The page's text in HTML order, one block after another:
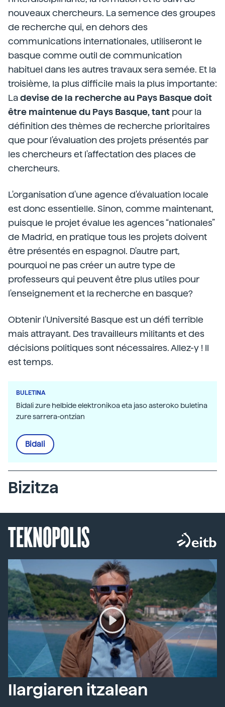
nouveaux chercheurs. La semence des groupes
de recherche qui, en dehors des
communications internationales, utiliseront le
basque comme outil de communication
habituel dans les autres travaux sera semée. Et la
troisième, la plus difficile mais la plus importante:
Ladevise de la recherche au Pays Basque doit
être maintenue du Pays Basque, tant pour la
définition des thèmes de recherche prioritaires
que pour l'évaluation des projets présentés par
les chercheurs et l'affectation des places de
chercheurs.
L'organisation d'une agence d'évaluation locale
est donc essentielle. Sinon, comme maintenant,
puisque le projet évalue les agences “nationales”
de Madrid, en pratique tous les projets doivent
être présentés en espagnol. D'autre part,
pourquoi ne pas créer un autre type de
professeurs qui peuvent être plus utiles pour
l'enseignement et la recherche en basque?
Obtenir l'Université Basque est un défi terrible
mais attrayant. Des travailleurs militants et des
décisions politiques sont nécessaires. Allez-y ! Il
est temps.
BULETINA
Bidali zure helbide elektronikoa eta jaso asteroko buletina
zure sarrera-ontzian
Bidali
Bizitza
TEKNOPOLIS
Ilargiaren itzalean